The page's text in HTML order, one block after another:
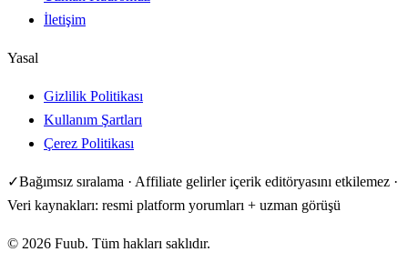
İletişim
Yasal
Gizlilik Politikası
Kullanım Şartları
Çerez Politikası
✓Bağımsız sıralama · Affiliate gelirler içerik editöryasını etkilemez ·
Veri kaynakları: resmi platform yorumları + uzman görüşü
© 2026 Fuub. Tüm hakları saklıdır.